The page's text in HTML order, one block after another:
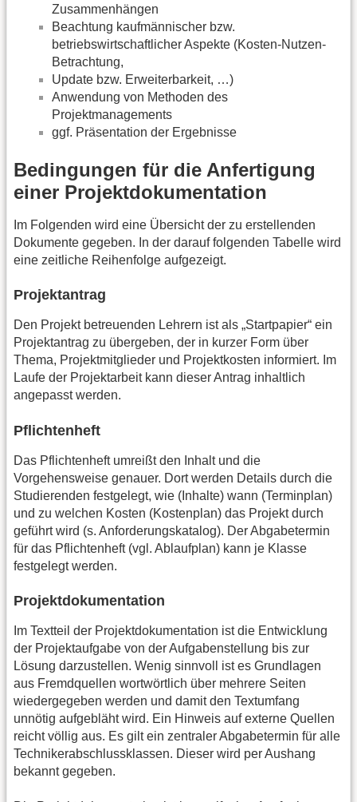
Zusammenhängen
Beachtung kaufmännischer bzw.
betriebswirtschaftlicher Aspekte (Kosten-Nutzen-
Betrachtung,
Update bzw. Erweiterbarkeit, …)
Anwendung von Methoden des
Projektmanagements
ggf. Präsentation der Ergebnisse
Bedingungen für die Anfertigung
einer Projektdokumentation
Im Folgenden wird eine Übersicht der zu erstellenden
Dokumente gegeben. In der darauf folgenden Tabelle wird
eine zeitliche Reihenfolge aufgezeigt.
Projektantrag
Den Projekt betreuenden Lehrern ist als „Startpapier“ ein
Projektantrag zu übergeben, der in kurzer Form über
Thema, Projektmitglieder und Projektkosten informiert. Im
Laufe der Projektarbeit kann dieser Antrag inhaltlich
angepasst werden.
Pflichtenheft
Das Pflichtenheft umreißt den Inhalt und die
Vorgehensweise genauer. Dort werden Details durch die
Studierenden festgelegt, wie (Inhalte) wann (Terminplan)
und zu welchen Kosten (Kostenplan) das Projekt durch
geführt wird (s. Anforderungskatalog). Der Abgabetermin
für das Pflichtenheft (vgl. Ablaufplan) kann je Klasse
festgelegt werden.
Projektdokumentation
Im Textteil der Projektdokumentation ist die Entwicklung
der Projektaufgabe von der Aufgabenstellung bis zur
Lösung darzustellen. Wenig sinnvoll ist es Grundlagen
aus Fremdquellen wortwörtlich über mehrere Seiten
wiedergegeben werden und damit den Textumfang
unnötig aufgebläht wird. Ein Hinweis auf externe Quellen
reicht völlig aus. Es gilt ein zentraler Abgabetermin für alle
Technikerabschlussklassen. Dieser wird per Aushang
bekannt gegeben.